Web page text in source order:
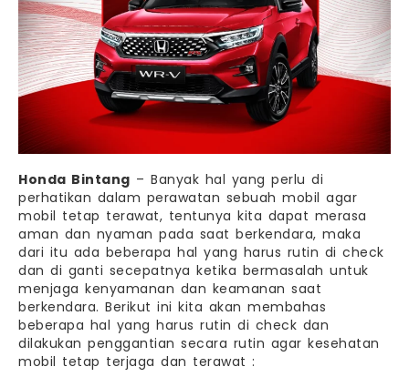
Honda Bintang – Banyak hal yang perlu di
perhatikan dalam perawatan sebuah mobil agar
mobil tetap terawat, tentunya kita dapat merasa
aman dan nyaman pada saat berkendara, maka
dari itu ada beberapa hal yang harus rutin di check
dan di ganti secepatnya ketika bermasalah untuk
menjaga kenyamanan dan keamanan saat
berkendara. Berikut ini kita akan membahas
beberapa hal yang harus rutin di check dan
dilakukan penggantian secara rutin agar kesehatan
mobil tetap terjaga dan terawat :